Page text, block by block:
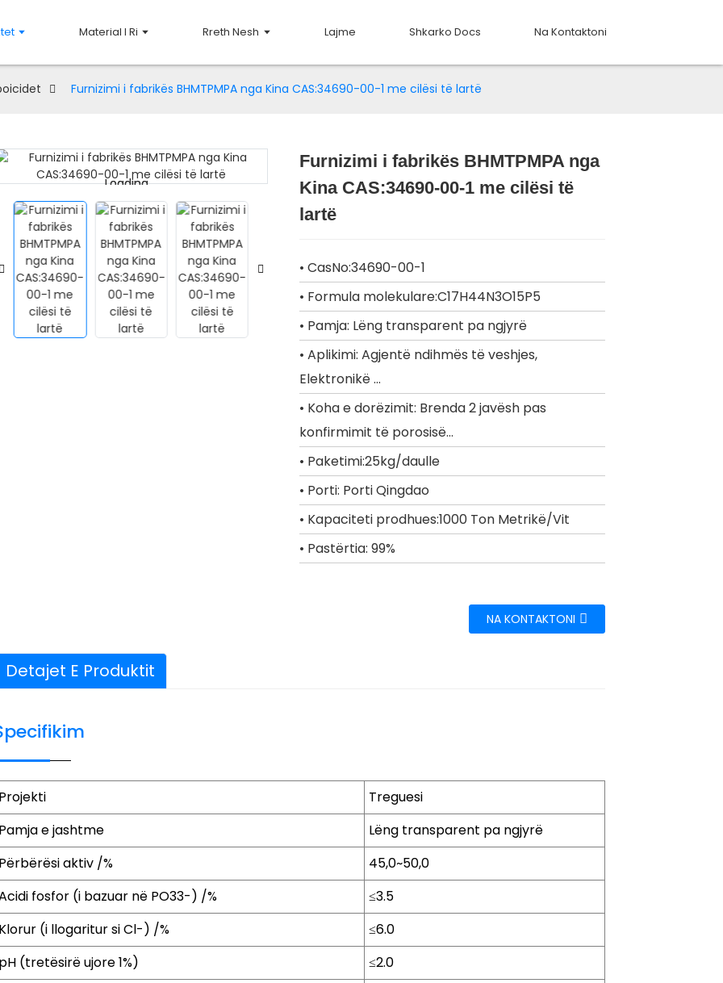
Material I Ri Rreth Nesh Lajme Shkarko Docs Na Kontaktoni
Furnizimi i fabrikës BHMTPMPA nga Kina CAS:34690-00-1 me cilësi të lartë
Loading...
Loading... Loading...
Loading...
Furnizimi i fabrikës BHMTPMPA nga
Kina CAS:34690-00-1 me cilësi të
lartë
• CasNo:34690-00-1
• Formula molekulare:C17H44N3O15P5
• Pamja: Lëng transparent pa ngjyrë
• Aplikimi: Agjentë ndihmës të veshjes,
Elektronikë ...
• Koha e dorëzimit: Brenda 2 javësh pas
konfirmimit të porosisë...
• Paketimi:25kg/daulle
• Porti: Porti Qingdao
• Kapaciteti prodhues:1000 Ton Metrikë/Vit
• Pastërtia: 99%
NA KONTAKTONI
Detajet E Produktit
Projekti
Treguesi
Pamja e jashtme
Lëng transparent pa ngjyrë
Përbërësi aktiv /%
45,0~50,0
fosfor (i bazuar në PO33-) /%
≤3.5
Klorur (i llogaritur si Cl-) /%
≤6.0
pH (tretësirë ​​ujore 1%)
≤2.0